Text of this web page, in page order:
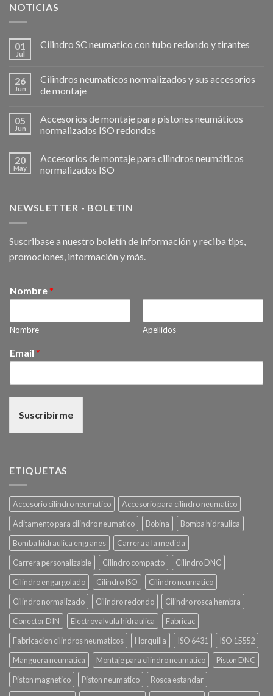
NOTICIAS
01
Jul
Cilindro SC neumatico con tubo redondo y tirantes
26
Jun
Cilindros neumaticos normalizados y sus accesorios
de montaje
05
Jun
Accesorios de montaje para pistones neumáticos
normalizados ISO redondos
20
May
Accesorios de montaje para cilindros neumáticos
normalizados ISO
NEWSLETTER - BOLETIN
Suscribase a nuestro boletín de información y reciba tips,
promociones, información y más.
Nombre *
Nombre Apellidos
Email *
Suscribirme
ETIQUETAS
Accesorio cilindro neumatico
Accesorio para cilindro neumatico
Aditamento para cilindro neumatico
Bobina
Bomba hidraulica
Bomba hidraulica engranes
Carrera a la medida
Carrera personalizable
Cilindro compacto
Cilindro DNC
Cilindro engargolado
Cilindro ISO
Cilindro neumatico
Cilindro normalizado
Cilindro redondo
Cilindro rosca hembra
Conector DIN
Electrovalvula hidraulica
Fabricac
Fabricacion cilindros neumaticos
Horquilla ISO 6431
ISO 15552
Manguera neumatica
Montaje para cilindro neumatico
Piston DNC
Piston magnetico
Piston neumatico
Rosca estandar